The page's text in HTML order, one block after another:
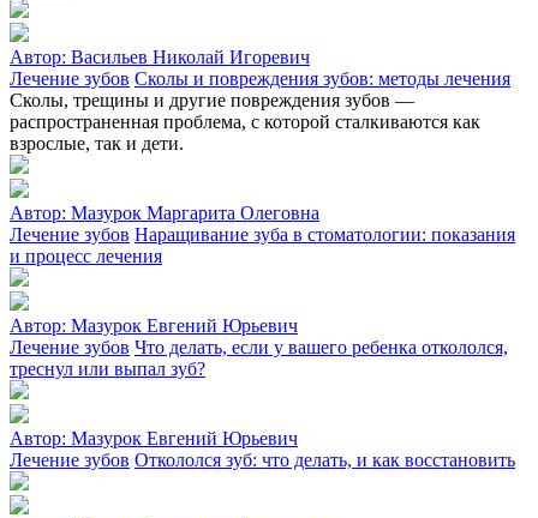
Автор: Васильев Николай Игоревич
Лечение зубов Сколы и повреждения зубов: методы лечения
Сколы, трещины и другие повреждения зубов —
распространенная проблема, с которой сталкиваются как
взрослые, так и дети.
Автор: Мазурок Маргарита Олеговна
Лечение зубов Наращивание зуба в стоматологии: показания
и процесс лечения
Автор: Мазурок Евгений Юрьевич
Лечение зубов Что делать, если у вашего ребенка откололся,
треснул или выпал зуб?
Автор: Мазурок Евгений Юрьевич
Лечение зубов Откололся зуб: что делать, и как восстановить